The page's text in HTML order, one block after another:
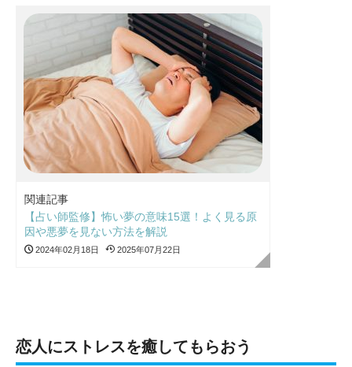
関連記事
【占い師監修】怖い夢の意味15選！よく見る原
因や悪夢を見ない方法を解説
2024年02月18日 2025年07月22日
恋人にストレスを癒してもらおう